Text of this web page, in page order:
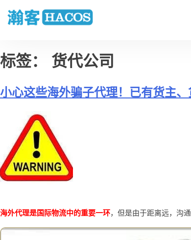
标签： 货代公司
小心这些海外骗子代理！已有货主、
海外代理是国际物流中的重要一环，但是由于距离远，沟